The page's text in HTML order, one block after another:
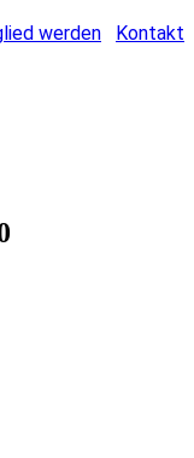
werden Kontakt